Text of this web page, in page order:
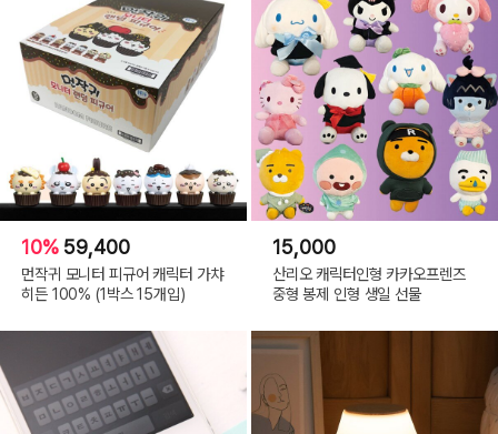
10% 59,400
먼작귀 모니터 피규어 캐릭터 가챠
히든 100% (1박스 15개입)
15,000
산리오 캐릭터인형 카카오프렌즈
중형 봉제 인형 생일 선물